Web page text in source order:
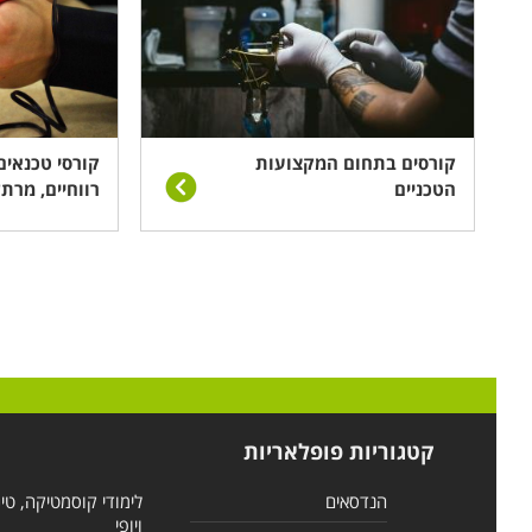
קורסים בתחום המקצועות
הטכניים
קורסי
רווחיים,
קטגוריות פופלאריות
הנדסאים
לימודי קוסמטיקה,
ויופי